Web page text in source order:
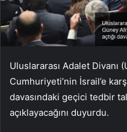
Uluslararası Adalet Divanı
Cumhuriyeti’nin İsrail’e
davasındaki geçici tedbir
açıklayacağını duyurdu.